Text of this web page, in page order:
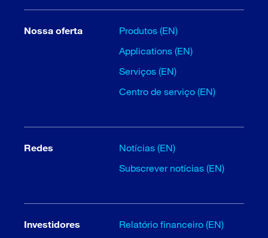
Nossa oferta
Produtos (EN)
Applications (EN)
Serviços (EN)
Centro de serviço (EN)
Redes
Notícias (EN)
Subscrever notícias (EN)
Investidores
Relatório financeiro (EN)